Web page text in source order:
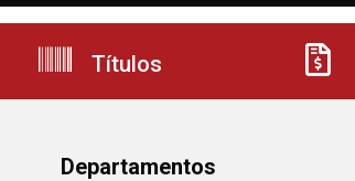
Títulos
Departamentos